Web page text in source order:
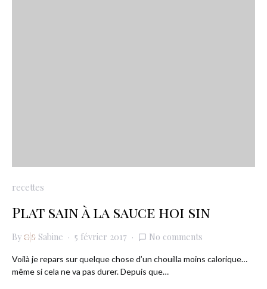
recettes
Plat sain à la sauce hoi sin
By Sabine 5 février 2017 No comments
Voilà je repars sur quelque chose d’un chouilla moins calorique…
même si cela ne va pas durer. Depuis que…